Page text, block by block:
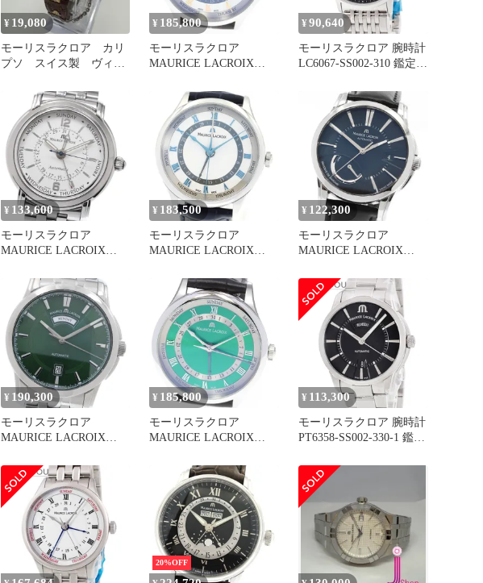
¥ 19,080
モーリスラクロア カリ
プソ スイス製 ヴィン
¥ 185,800
モーリスラクロア
MAURICE LACROIX
ターピース 5ハンズ 自動
巻き メンズ 未使用品
箱・保証書付き_861783
¥ 90,640
モーリスラクロア 腕時計
LC6067-SS002-310 鑑定済
¥ 133,600
モーリスラクロア
MAURICE LACROIX
ァイブハンズ デイデイト
自動巻き メンズ _961845
¥ 183,500
モーリスラクロア
MAURICE LACROIX
ターピース 5ハンズ 自動
巻き メンズ 未使用品 保
証書付き_861809
¥ 122,300
モーリスラクロア
MAURICE LACROIX
ス パワーリザーブ 自動
巻き メンズ _963314
¥ 190,300
モーリスラクロア
MAURICE LACROIX
トス デイデイト 自動巻
き メンズ 美品 _967866
¥ 185,800
モーリスラクロア
MAURICE LACROIX
ターピース 5ハンズ 自動
巻き メンズ 未使用品
箱・保証書付き_861796
¥ 113,300
モーリスラクロア 腕時計
PT6358-SS002-330-1 鑑定
20%OFF